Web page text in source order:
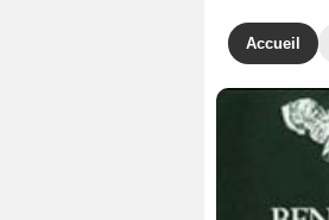
Accueil